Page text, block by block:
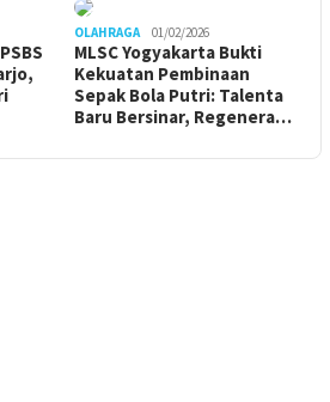
OLAHRAGA 01/02/2026
MLSC Yogyakarta Bukti
Kekuatan Pembinaan
Sepak Bola Putri: Talenta
Baru Bersinar, Regenera…